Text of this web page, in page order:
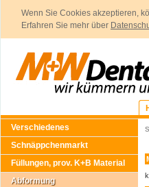
Wenn Sie Cookies akzeptieren,
Erfahren Sie mehr über
Verschiedenes
Schnäppchenmarkt
Füllungen, prov. K+B Material
Abformung